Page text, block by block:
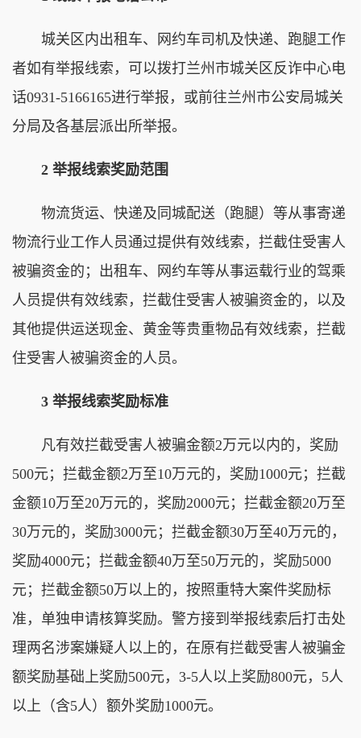
城关区内出租车、网约车司机及快递、跑腿工作
者如有举报线索，可以拨打兰州市城关区反诈中心电
话0931-5166165进行举报，或前往兰州市公安局城关
分局及各基层派出所举报。
2 举报线索奖励范围
物流货运、快递及同城配送（跑腿）等从事寄递
物流行业工作人员通过提供有效线索，拦截住受害人
被骗资金的；出租车、网约车等从事运载行业的驾乘
人员提供有效线索，拦截住受害人被骗资金的，以及
其他提供运送现金、黄金等贵重物品有效线索，拦截
住受害人被骗资金的人员。
3 举报线索奖励标准
凡有效拦截受害人被骗金额2万元以内的，奖励
500元；拦截金额2万至10万元的，奖励1000元；拦截
金额10万至20万元的，奖励2000元；拦截金额20万至
30万元的，奖励3000元；拦截金额30万至40万元的，
奖励4000元；拦截金额40万至50万元的，奖励5000
元；拦截金额50万以上的，按照重特大案件奖励标
准，单独申请核算奖励。警方接到举报线索后打击处
理两名涉案嫌疑人以上的，在原有拦截受害人被骗金
额奖励基础上奖励500元，3-5人以上奖励800元，5人
以上（含5人）额外奖励1000元。